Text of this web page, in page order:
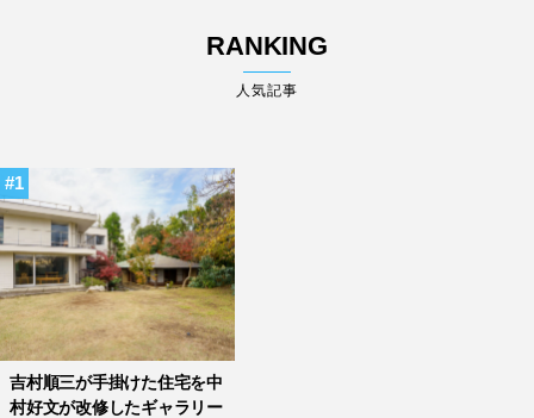
RANKING
人気記事
1
吉村順三が手掛けた住宅を中
村好文が改修したギャラリー